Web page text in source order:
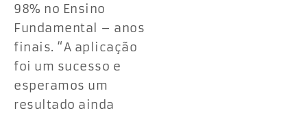
98% no Ensino
Fundamental – anos
finais. “A aplicação
foi um sucesso e
esperamos um
resultado ainda